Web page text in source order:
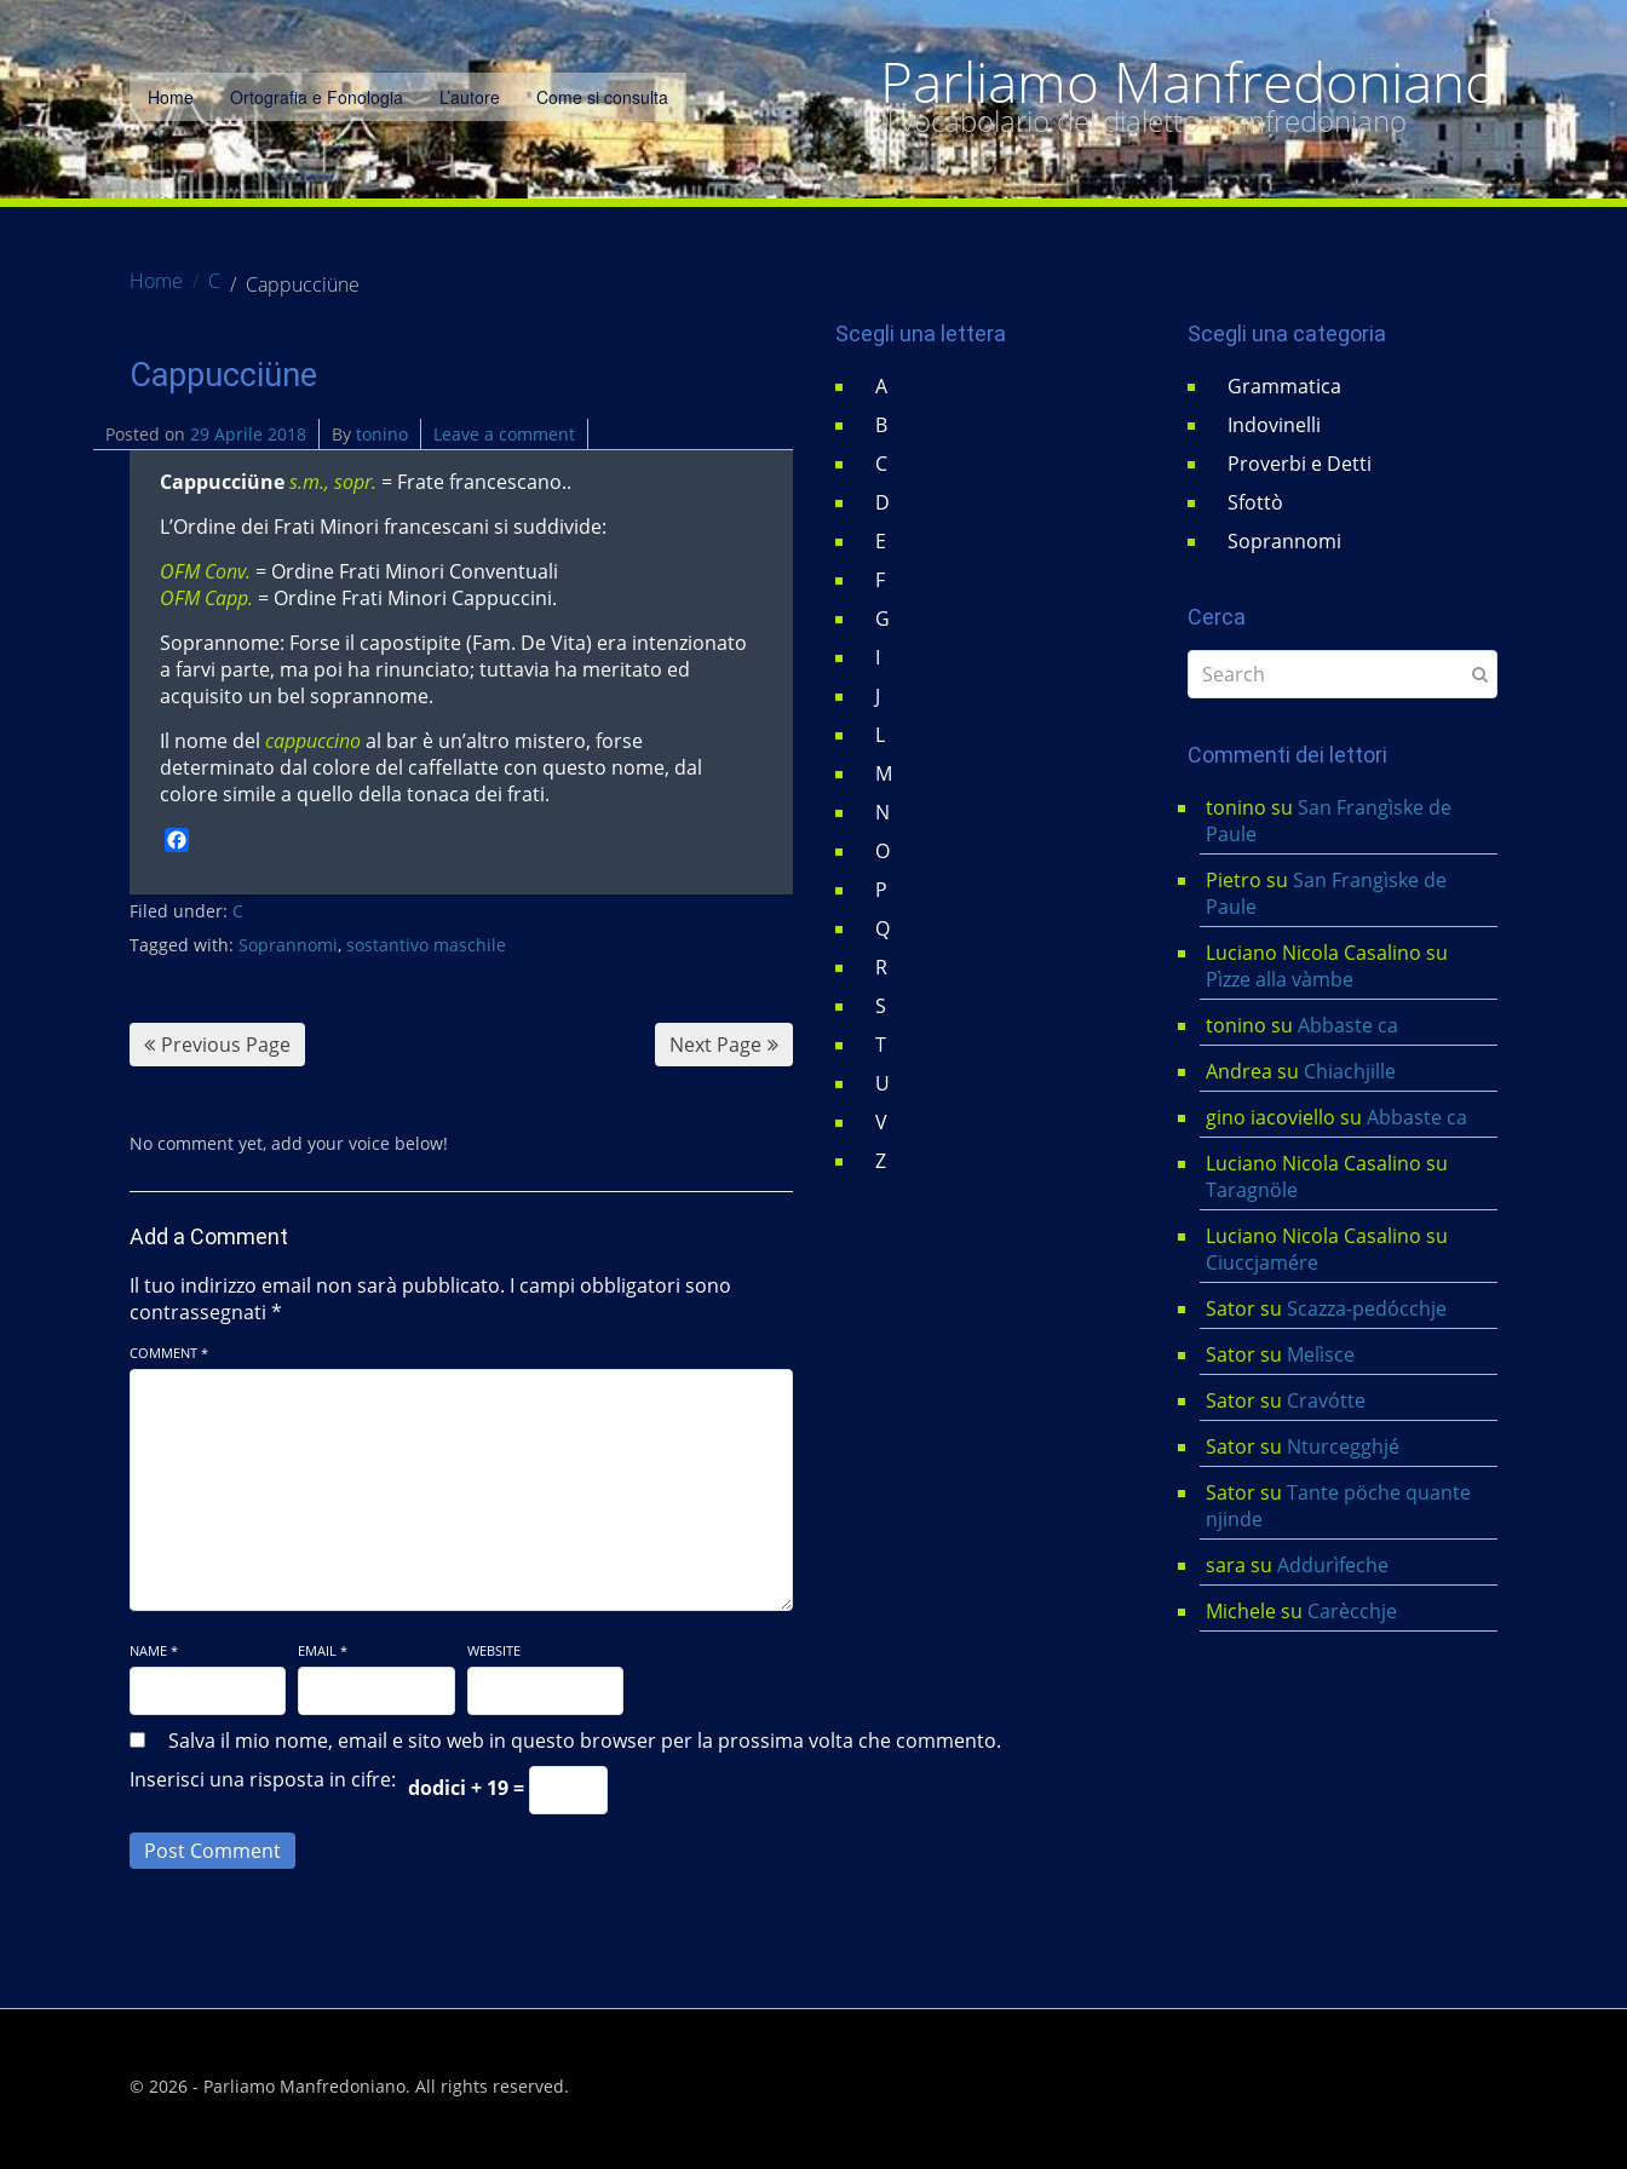
Parliamo Manfredoniano
Il vocabolario del dialetto manfredoniano
Home Ortografia e Fonologia L’autore Come si consulta
Home C Cappucciüne
Cappucciüne
Posted on 29 Aprile 2018 By tonino Leave a comment
Cappucciünes.m., sopr. = Frate francescano..
L’Ordine dei Frati Minori francescani si suddivide:
OFM Conv. = Ordine Frati Minori Conventuali
OFM Capp. = Ordine Frati Minori Cappuccini.
Soprannome: Forse il capostipite (Fam. De Vita) era intenzionato
a farvi parte, ma poi ha rinunciato; tuttavia ha meritato ed
acquisito un bel soprannome.
Il nome del cappuccinoal bar è un’altro mistero, forse
determinato dal colore del caffellatte con questo nome, dal
colore simile a quello della tonaca dei frati.
c
e
b
Filed under: C
Tagged with: Soprannomi, sostantivo maschile
Previous Page Next Page
No comment yet, add your voice below!
Add a Comment
Il tuo indirizzo email non sarà pubblicato. I campi obbligatori sono
contrassegnati *
COMMENT *
NAME * EMAIL * WEBSITE
Salva il mio nome, email e sito web in questo browser per la prossima volta che commento.
Inserisci una risposta in cifre: dodici + 19 =
Post Comment
Scegli una lettera
A
B
C
D
E
F
G
I
J
L
M
N
O
P
Q
R
S
T
U
V
Z
Scegli una categoria
Grammatica
Indovinelli
Proverbi e Detti
Sfottò
Soprannomi
Cerca
Commenti dei lettori
tonino su San Frangìske de
Paule
Pietro su San Frangìske de
Paule
Luciano Nicola Casalino su
Pìzze alla vàmbe
tonino su Abbaste ca
Andrea su Chiachjille
gino iacoviello su Abbaste ca
Luciano Nicola Casalino su
Taragnöle
Luciano Nicola Casalino su
Ciuccjamére
Satorsu Scazza-pedócchje
Satorsu Melìsce
Satorsu Cravótte
Satorsu Nturcegghjé
Satorsu Tante pöche quante
njinde
sara su Addurìfeche
Michelesu Carècchje
© 2026 - Parliamo Manfredoniano. All rights reserved.